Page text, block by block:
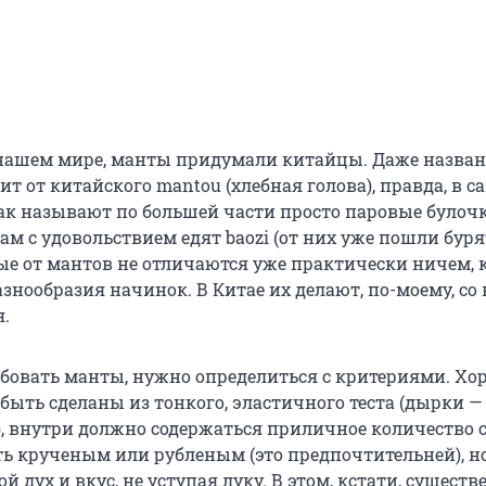
мире, манты придумали китайцы. Даже
от китайского mantou (хлебная голова), правда, в
называют по большей части просто паровые
с удовольствием едят baozi (от них уже пошли
от мантов не отличаются уже практически ничем,
начинок. В Китае их делают, по-моему, со
манты, нужно определиться с критериями.
сделаны из тонкого, эластичного теста (дырки —
должно содержаться приличное количество
крученым или рубленым (это предпочтительней),
дух и вкус, не уступая луку. В этом, кстати,